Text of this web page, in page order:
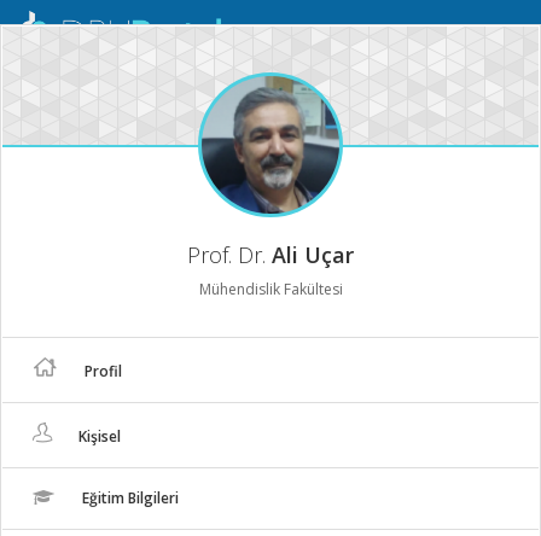
Mobil
Prof. Dr. Ali Uçar
Mühendislik Fakültesi
Profil
Kişisel
Eğitim Bilgileri